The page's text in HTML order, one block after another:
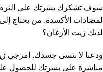
سوف تشكرك بشرتك على
لمضادات الأكسدة. من يحتاج
لديك زيت الأرغان؟
ودعنا لا ننسى جسدك. امزجي
مباشرة على بشرتك للحصول